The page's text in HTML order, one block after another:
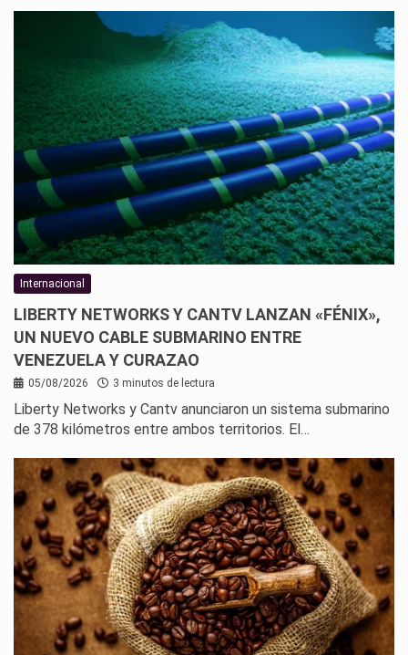
Internacional
LIBERTY NETWORKS Y CANTV LANZAN «FÉNIX»,
UN NUEVO CABLE SUBMARINO ENTRE
VENEZUELA Y CURAZAO
05/08/2026 3 minutos de lectura
Liberty Networks y Cantv anunciaron un sistema submarino
de 378 kilómetros entre ambos territorios. El…